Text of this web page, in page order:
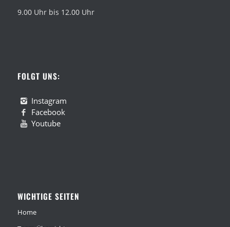
9.00 Uhr bis 12.00 Uhr
FOLGT UNS:
Instagram
Facebook
Youtube
WICHTIGE SEITEN
Home